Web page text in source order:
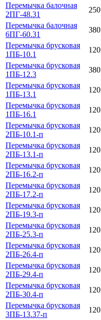
Перемычка балочная
2ПГ-48.31
250
Перемычка балочная
6ПГ-60.31
380
Перемычка брусковая
1ПБ-10.1
120
Перемычка брусковая
1ПБ-12.3
380
Перемычка брусковая
1ПБ-13.1
120
Перемычка брусковая
1ПБ-16.1
120
Перемычка брусковая
2ПБ-10.1-п
120
Перемычка брусковая
2ПБ-13.1-п
120
Перемычка брусковая
2ПБ-16.2-п
120
Перемычка брусковая
2ПБ-17.2-п
120
Перемычка брусковая
2ПБ-19.3-п
120
Перемычка брусковая
2ПБ-25.3-п
120
Перемычка брусковая
2ПБ-26.4-п
120
Перемычка брусковая
2ПБ-29.4-п
120
Перемычка брусковая
2ПБ-30.4-п
120
Перемычка брусковая
3ПБ-13.37-п
120